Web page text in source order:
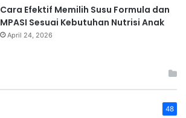
Cara Efektif Memilih Susu Formula dan
MPASI Sesuai Kebutuhan Nutrisi Anak
April 24, 2026
48